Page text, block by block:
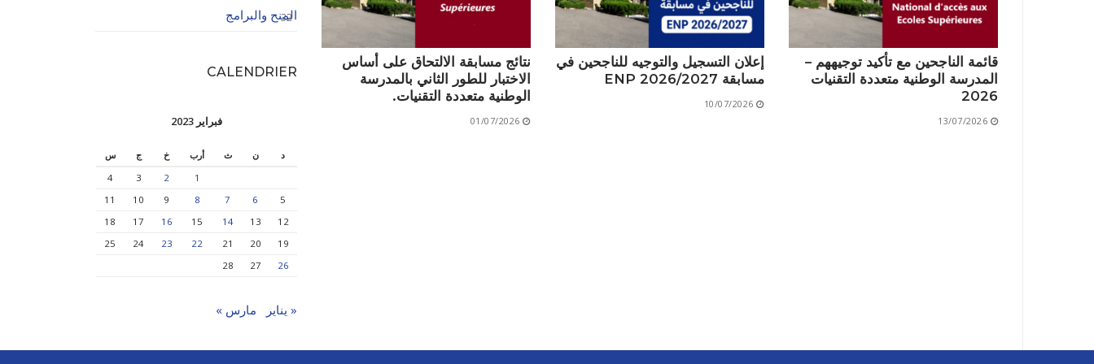
الأقــســــام الـتـحــضـيـريـــة
عروض التكوين
قائمة الناجحين مع تأكيد توجيههم –
المدرسة الوطنية متعددة التقنيات
2026
13/07/2026
إعلان التسجيل والتوجيه للناجحين في
مسابقة ENP 2026/2027
10/07/2026
نتائج مسابقة الالتحاق على أساس
الاختبار للطور الثاني بالمدرسة
الوطنية متعددة التقنيات.
01/07/2026
المنح والبرامج
32
CALENDRIER
فبراير 2023
د ن ث أرب خ ج
س
1
2
3
4
5
6
7
8
9
10
11
12
13
14
15
16
17
18
19
20
21
22
23
24
25
26
27
28
« يناير مارس »